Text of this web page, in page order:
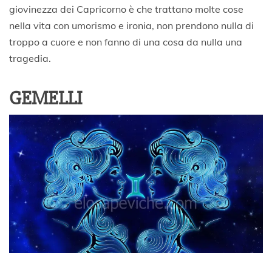
giovinezza dei Capricorno è che trattano molte cose
nella vita con umorismo e ironia, non prendono nulla di
troppo a cuore e non fanno di una cosa da nulla una
tragedia.
GEMELLI